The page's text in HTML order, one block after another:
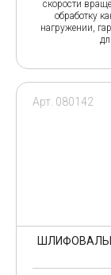
скорости
обработку
нагружении,
Арт. 080142